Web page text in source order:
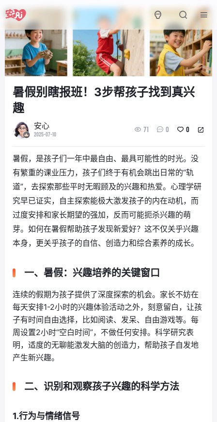
暑假别瞎报班！3步帮孩子找到真兴
趣
安心
2025-07-10
71 0 0
暑假，是孩子们一年中最自由、最具可能性的时光。没
有繁重的课业压力，孩子们终于有机会跳出日常的“轨
道”，去探索那些平时无暇顾及的兴趣和热爱。心理学研
究早已证实，自主探索能极大激发孩子的内在动机，而
过度安排和家长期望的强加，反而可能扼杀兴趣的萌
芽。如何在暑假帮助孩子发现新爱好？这不仅关乎兴趣
本身，更关乎孩子的自信、创造力和综合素养的成长。
一、暑假：兴趣培养的关键窗口
连续的假期为孩子提供了深度探索的机会。家长不妨在
每天安排1-2小时的兴趣体验活动之外，刻意留白，让孩
子有时间自由选择，比如阅读、发呆、自由游戏等。每
周设置2小时“空白时间”，不做任何安排。科学研究表
明，适度的无聊能激发大脑的创造力，帮助孩子自发地
产生新兴趣。
二、识别和观察孩子兴趣的科学方法
1.行为与情绪信号